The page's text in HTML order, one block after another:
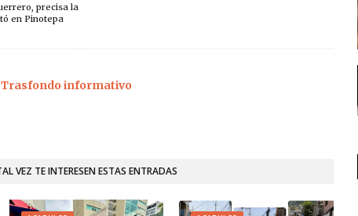
precisa la
en Pinotepa
Trasfondo informativo
VEZ TE INTERESEN ESTAS ENTRADAS